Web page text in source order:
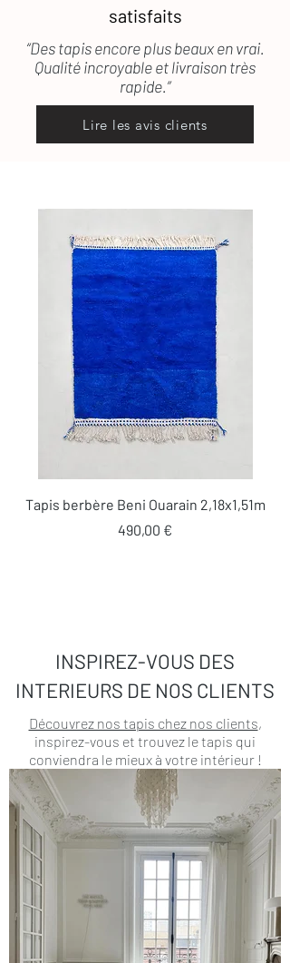
satisfaits
“Des tapis encore plus beaux en vrai.
Qualité incroyable et livraison très
rapide.”
Lire les avis clients
Tapis berbère Beni Ouarain 2,18x1,51m
Prix
490,00 €
INSPIREZ-VOUS DES
INTERIEURS DE NOS CLIENTS
Découvrez nos tapis chez nos clients,
inspirez-vous et trouvez le tapis qui
conviendra le mieux à votre intérieur !